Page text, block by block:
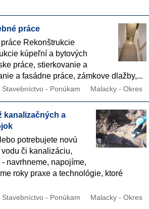
práce
Rekonštrukcie
kúpeľní a bytových
práce, stierkovanie a
a fasádne práce, zámkove dlažby,...
Stavebníctvo - Ponúkam Malacky - Okres
kanalizačných a
potrebujete novú
či kanalizáciu,
navrhneme, napojíme,
roky praxe a technológie, ktoré
Stavebníctvo - Ponúkam Malacky - Okres